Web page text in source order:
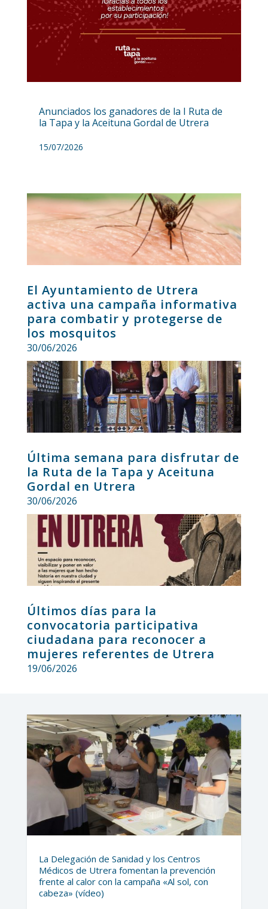
Anunciados los ganadores de la I Ruta de
la Tapa y la Aceituna Gordal de Utrera
15/07/2026
El Ayuntamiento de Utrera
activa una campaña informativa
para combatir y protegerse de
los mosquitos
30/06/2026
Última semana para disfrutar de
la Ruta de la Tapa y Aceituna
Gordal en Utrera
30/06/2026
Últimos días para la
convocatoria participativa
ciudadana para reconocer a
mujeres referentes de Utrera
19/06/2026
La Delegación de Sanidad y los Centros
Médicos de Utrera fomentan la prevención
frente al calor con la campaña «Al sol, con
cabeza» (vídeo)